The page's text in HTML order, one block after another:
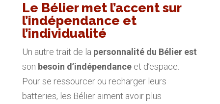
Le Bélier met l’accent sur
l’indépendance et
l’individualité
Un autre trait de la personnalité du Bélier est
son besoin d’indépendanceet d’espace.
Pour se ressourcer ou recharger leurs
batteries, les Bélier aiment avoir plus